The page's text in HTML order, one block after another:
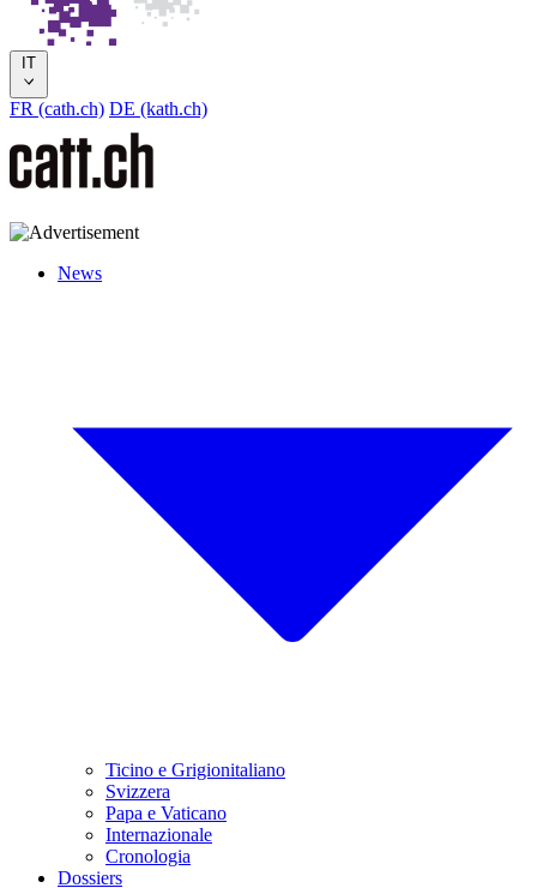
IT
FR (cath.ch) DE (kath.ch)
News
Ticino e Grigionitaliano
Svizzera
Papa e Vaticano
Internazionale
Cronologia
Dossiers